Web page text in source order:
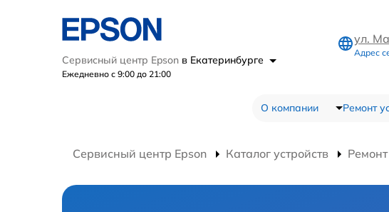
Сервисный центр Epson в Екатеринбурге
Ежедневно с 9:00 до 21:00
ул.
Адрес
О компании Ремонт
Сервисный центр Epson Каталог устройств